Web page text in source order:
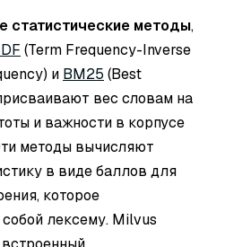
статистические методы,
(Term Frequency-Inverse
и BM25 (Best
вес словам на
и важности в корпусе
методы вычисляют
в виде баллов для
которое
лексему. Milvus